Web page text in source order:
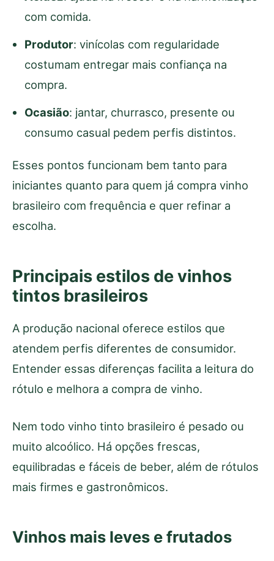
com comida.
Produtor: vinícolas com regularidade
costumam entregar mais confiança na
compra.
Ocasião: jantar, churrasco, presente ou
consumo casual pedem perfis distintos.
Esses pontos funcionam bem tanto para
iniciantes quanto para quem já compra vinho
brasileiro com frequência e quer refinar a
escolha.
Principais estilos de vinhos
tintos brasileiros
A produção nacional oferece estilos que
atendem perfis diferentes de consumidor.
Entender essas diferenças facilita a leitura do
rótulo e melhora a compra de vinho.
Nem todo vinho tinto brasileiro é pesado ou
muito alcoólico. Há opções frescas,
equilibradas e fáceis de beber, além de rótulos
mais firmes e gastronômicos.
Vinhos mais leves e frutados